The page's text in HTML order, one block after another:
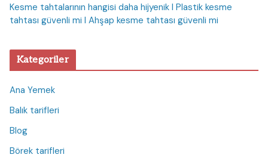
Kesme tahtalarının hangisi daha hijyenik I Plastik kesme
tahtası güvenli mi I Ahşap kesme tahtası güvenli mi
Kategoriler
Ana Yemek
Balık tarifleri
Blog
Börek tarifleri